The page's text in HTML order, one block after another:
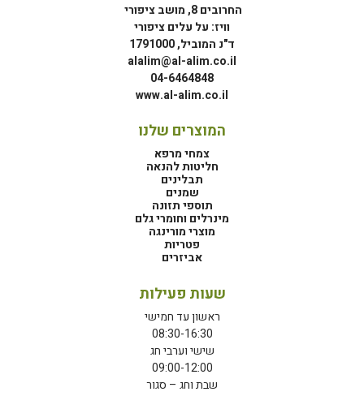
החרובים 8, מושב ציפורי
וויז: על עלים ציפורי
ד"נ המוביל, 1791000
alalim@al-alim.co.il
04-6464848
www.al-alim.co.il
המוצרים שלנו
צמחי מרפא
חליטות להנאה
תבלינים
שמנים
תוספי תזונה
מינרלים וחומרי גלם
מוצרי מורינגה
פטריות
אביזרים
שעות פעילות
ראשון עד חמישי
08:30-16:30
שישי וערבי חג
09:00-12:00
שבת וחג – סגור